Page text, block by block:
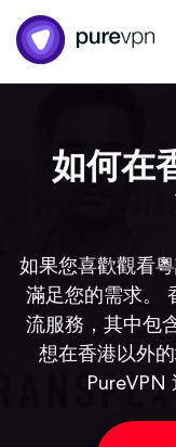
如何在
如果您喜歡觀看
滿足您的需求。
流服務，其中包
想在香港以外
PureVPN